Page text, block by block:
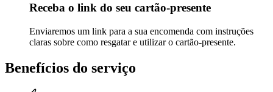
Receba o link do seu cartão-presente
Enviaremos um link para a sua encomenda com instruções
claras sobre como resgatar e utilizar o cartão-presente.
Benefícios do serviço